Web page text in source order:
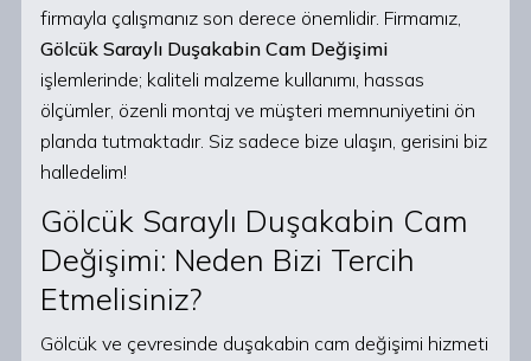
firmayla çalışmanız son derece önemlidir. Firmamız,
Gölcük Saraylı Duşakabin Cam Değişimi
işlemlerinde; kaliteli malzeme kullanımı, hassas
ölçümler, özenli montaj ve müşteri memnuniyetini ön
planda tutmaktadır. Siz sadece bize ulaşın, gerisini biz
halledelim!
Gölcük Saraylı Duşakabin Cam
Değişimi: Neden Bizi Tercih
Etmelisiniz?
Gölcük ve çevresinde duşakabin cam değişimi hizmeti